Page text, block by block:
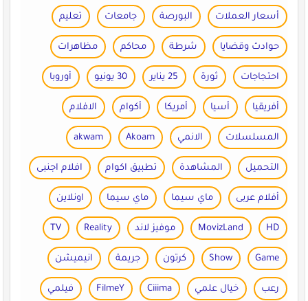
أسعار العملات البورصة جامعات تعليم
حوادث وقضايا شرطة محاكم مظاهرات
احتجاجات ثورة 25 يناير 30 يونيو أوروبا
أفريقيا أسيا أمريكا أكوام الافلام
المسلسلات الانمي Akoam
akwam
التحميل المشاهدة تطبيق اكوام افلام اجنبى
أفلام عربى ماي سيما ماي سيما اونلاين
HD
MovizLand موفيز لاند Reality
TV
Game
Show كرتون جريمة انيميشن
رعب خيال علمي Ciiima
FilmeY فيلمي